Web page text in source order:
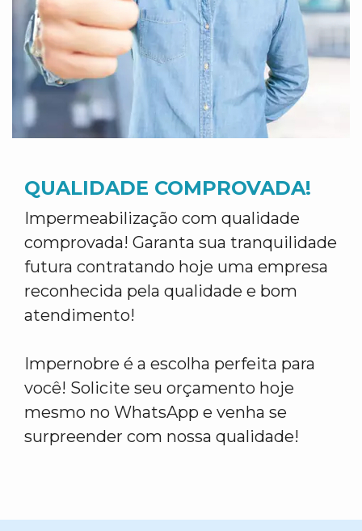
QUALIDADE COMPROVADA!
Impermeabilização com qualidade
comprovada! Garanta sua tranquilidade
futura contratando hoje uma empresa
reconhecida pela qualidade e bom
atendimento!
Impernobre é a escolha perfeita para
você! Solicite seu orçamento hoje
mesmo no WhatsApp e venha se
surpreender com nossa qualidade!